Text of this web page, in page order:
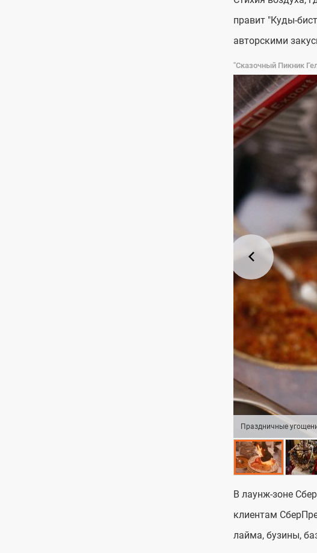
правит "Куды-
авторскими
"Сказочный Пикник
Праздничные
В лаунж-зоне
клиентам
лайма, бузины,